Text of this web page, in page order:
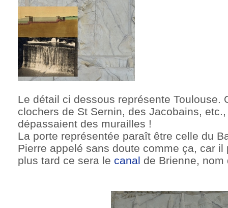
Le détail ci dessous représente Toulouse.
clochers de St Sernin, des Jacobains,
dépassaient des murailles !
La porte représentée paraît être celle du
Pierre appelé sans doute comme ça, car il
plus tard ce sera le canal de Brienne,